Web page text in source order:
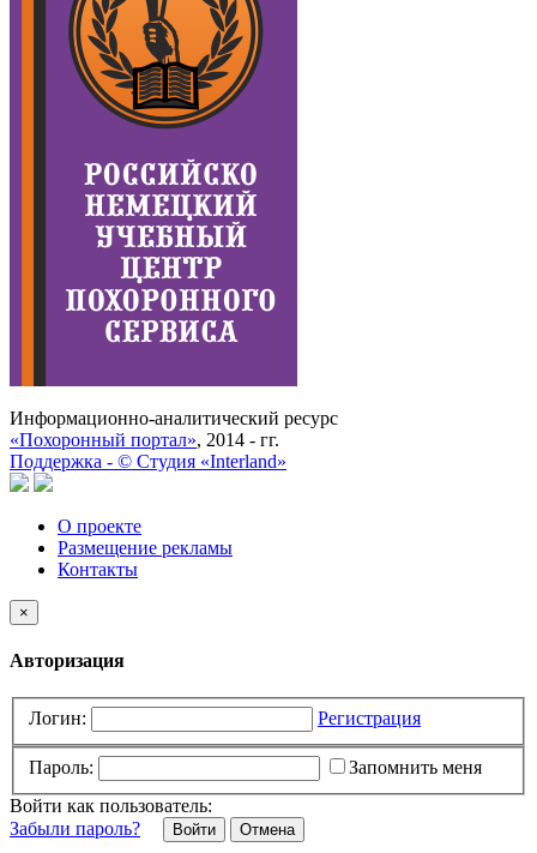
Информационно-аналитический ресурс
«Похоронный портал», 2014 - гг.
Поддержка - © Cтудия «Interland»
О проекте
Размещение рекламы
Контакты
×
Авторизация
Логин: Регистрация
Пароль:
Запомнить меня
Войти как пользователь:
Забыли пароль?
Отмена